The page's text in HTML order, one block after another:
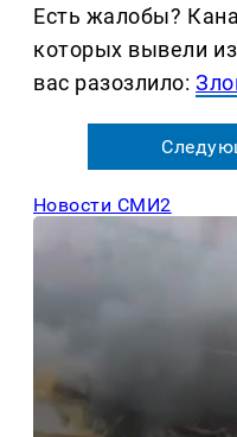
Есть жалобы?
которых вывели
вас разозлило:
Новости СМИ2